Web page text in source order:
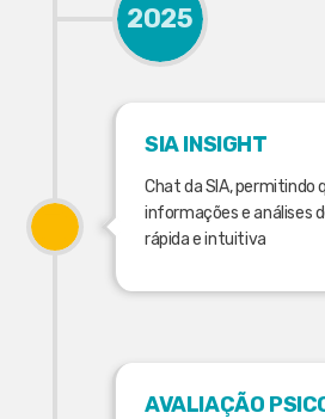
2025
SIA INSIGHT
Chat da SIA, permitindo
informações e análises
rápida e intuitiva
AVALIAÇÃO